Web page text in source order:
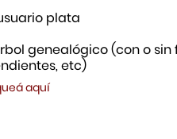
plata
genealógico (con o sin
etc)
aquí